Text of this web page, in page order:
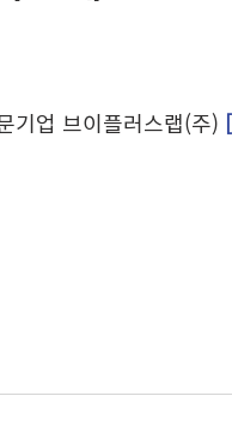
기업 브이플러스랩(주)